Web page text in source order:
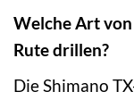
Welche Art
Rute drillen?
Die Shimano